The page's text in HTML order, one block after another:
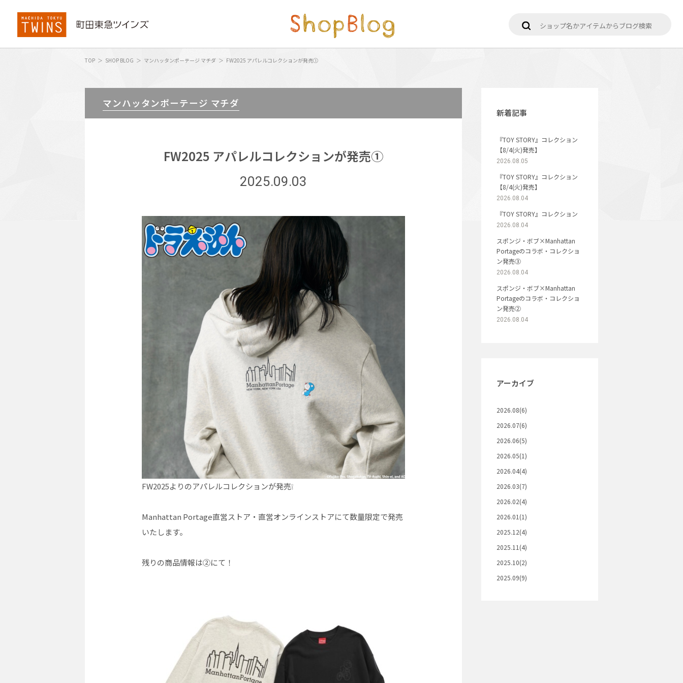
TOP SHOP BLOG マンハッタンポーテージ マチダ FW2025 アパレルコレクションが発売①
マンハッタンポーテージ マチダ
FW2025 アパレルコレクションが発売①
2025.09.03
FW2025よりのアパレルコレクションが発売❕
Manhattan Portage直営ストア・直営オンラインストアにて数量限定で発売
いたします。
残りの商品情報は②にて！
新着記事
『TOY STORY』コレクション
【8/4(火)発売】
2026.08.05
『TOY STORY』コレクション
【8/4(火)発売】
2026.08.04
『TOY STORY』コレクション
2026.08.04
スポンジ・ボブ×Manhattan
Portageのコラボ・コレクショ
ン発売③
2026.08.04
スポンジ・ボブ×Manhattan
Portageのコラボ・コレクショ
ン発売②
2026.08.04
アーカイブ
2026.08(6)
2026.07(6)
2026.06(5)
2026.05(1)
2026.04(4)
2026.03(7)
2026.02(4)
2026.01(1)
2025.12(4)
2025.11(4)
2025.10(2)
2025.09(9)